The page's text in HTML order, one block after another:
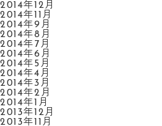
2014年12月
2014年11月
2014年9月
2014年8月
2014年7月
2014年6月
2014年5月
2014年4月
2014年3月
2014年2月
2014年1月
2013年12月
2013年11月